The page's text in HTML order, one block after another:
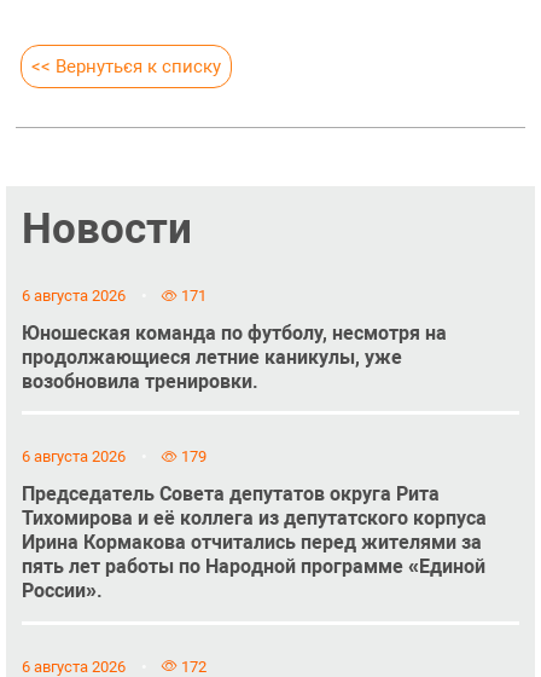
<< Вернуться к списку
Новости
6 августа 2026 171
Юношеская команда по футболу, несмотря на
продолжающиеся летние каникулы, уже
возобновила тренировки.
6 августа 2026 179
Председатель Совета депутатов округа Рита
Тихомирова и её коллега из депутатского корпуса
Ирина Кормакова отчитались перед жителями за
пять лет работы по Народной программе «Единой
России».
6 августа 2026 172